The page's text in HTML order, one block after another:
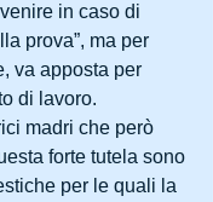
in caso di
prova”, ma per
va apposta per
di lavoro.
madri che però
forte tutela sono
per le quali la